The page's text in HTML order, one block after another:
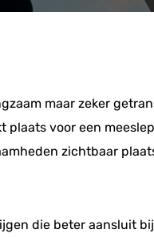
maar zeker
voor een
zichtbaar
die beter aansluit